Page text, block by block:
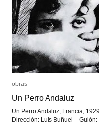
obras
Un Perro Andaluz
Un Perro Andaluz, Francia, 1929.
Dirección: Luis Buñuel – Guión:
obras
Un Perro Andaluz